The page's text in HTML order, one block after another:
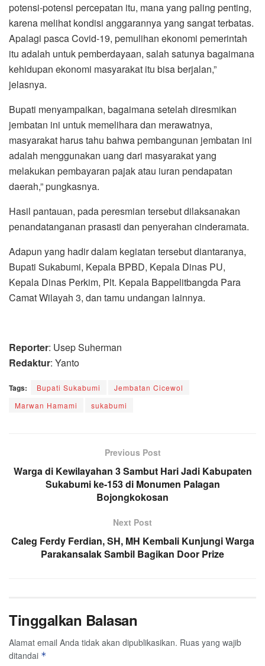
potensi-potensi percepatan itu, mana yang paling penting,
karena melihat kondisi anggarannya yang sangat terbatas.
Apalagi pasca Covid-19, pemulihan ekonomi pemerintah
itu adalah untuk pemberdayaan, salah satunya bagaimana
kehidupan ekonomi masyarakat itu bisa berjalan,”
jelasnya.
Bupati menyampaikan, bagaimana setelah diresmikan
jembatan ini untuk memelihara dan merawatnya,
masyarakat harus tahu bahwa pembangunan jembatan ini
adalah menggunakan uang dari masyarakat yang
melakukan pembayaran pajak atau iuran pendapatan
daerah,” pungkasnya.
Hasil pantauan, pada peresmian tersebut dilaksanakan
penandatanganan prasasti dan penyerahan cinderamata.
Adapun yang hadir dalam kegiatan tersebut diantaranya,
Bupati Sukabumi, Kepala BPBD, Kepala Dinas PU,
Kepala Dinas Perkim, Plt. Kepala Bappelitbangda Para
Camat Wilayah 3, dan tamu undangan lainnya.
Reporter: Usep Suherman
Redaktur: Yanto
Tags: Bupati Sukabumi
Jembatan Cicewol
Marwan Hamami
sukabumi
Previous Post
Warga di Kewilayahan 3 Sambut Hari Jadi Kabupaten
Sukabumi ke-153 di Monumen Palagan
Bojongkokosan
Next Post
Caleg Ferdy Ferdian, SH, MH Kembali Kunjungi Warga
Parakansalak Sambil Bagikan Door Prize
Tinggalkan Balasan
Alamat email Anda tidak akan dipublikasikan. Ruas yang wajib
ditandai *